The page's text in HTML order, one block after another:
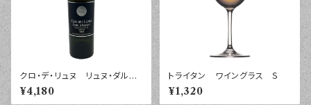
クロ・デ・リュヌ リュヌ・ダルジ
ャン ボルドー ブラン ２０２
３年 ７５０ｍｌ
¥4,180
トライタン ワイングラス Ｓ
¥1,320